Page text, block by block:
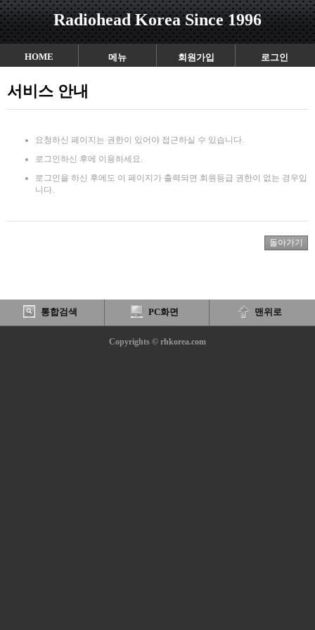
Radiohead Korea Since 1996
HOME 메뉴 회원가입 로그인
서비스 안내
요청하신 페이지는 권한이 있어야 접근하실 수 있습니다.
로그인하신 후에 이용하세요.
로그인을 하신 후에도 이 페이지가 출력되면 회원등급 권한이 없는 경우입
니다.
통합검색 PC화면 맨위로
Copyrights © rhkorea.com